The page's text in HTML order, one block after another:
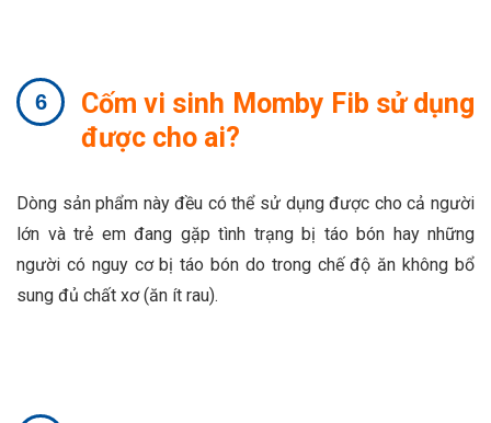
Cốm vi sinh Momby Fib sử dụng
được cho ai?
Dòng sản phẩm này đều có thể sử dụng được cho cả người
lớn và trẻ em đang gặp tình trạng bị táo bón hay những
người có nguy cơ bị táo bón do trong chế độ ăn không bổ
sung đủ chất xơ (ăn ít rau).